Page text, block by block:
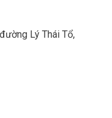
Lý Thái Tổ,